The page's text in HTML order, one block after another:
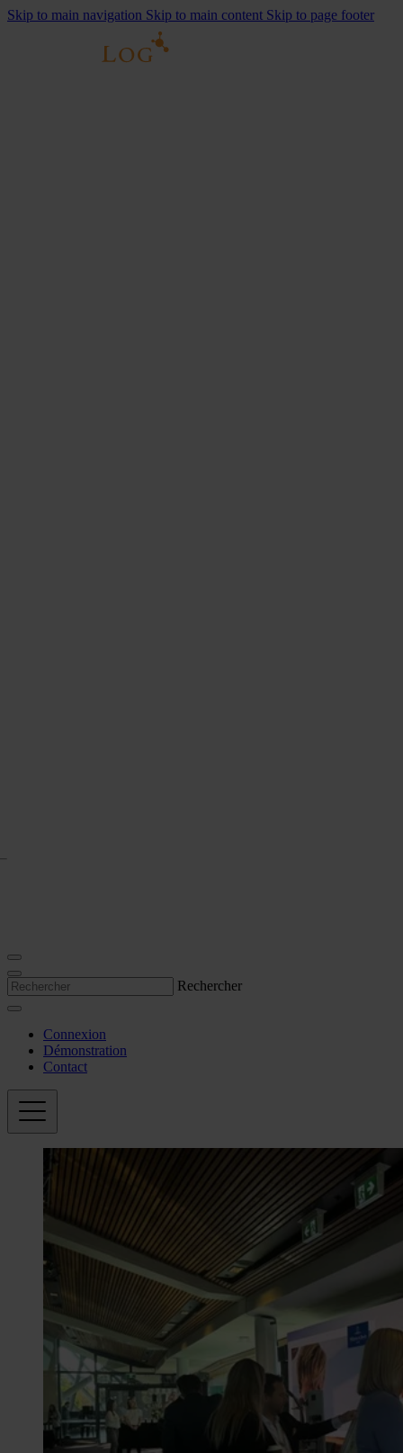
Skip to main navigation Skip to main content Skip to page footer
Rechercher
Connexion
Démonstration
Contact